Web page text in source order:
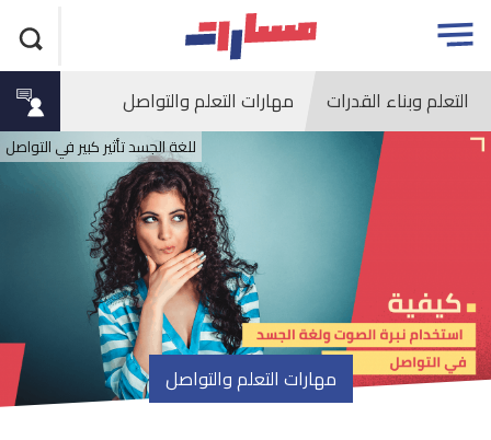
تجاوز
الاعلان
Open
menu
التعلم وبناء القدرات مهارات التعلم والتواصل
للغة الجسد تأثير كبير في التواصل
مهارات التعلم والتواصل